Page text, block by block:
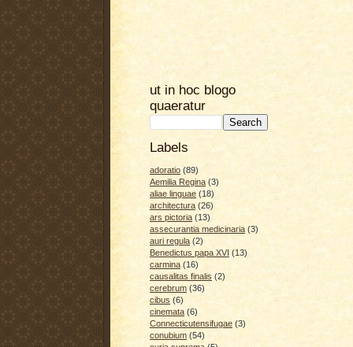
ut in hoc blogo
quaeratur
Labels
adoratio (89)
Aemilia Regina (3)
aliae linguae (18)
architectura (26)
ars pictoria (13)
assecurantia medicinaria (3)
auri regula (2)
Benedictus papa XVI (13)
carmina (16)
causalitas finalis (2)
cerebrum (36)
cibus (6)
cinemata (6)
Connecticutensifugae (3)
conubium (54)